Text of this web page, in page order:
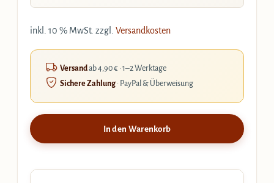
inkl. 10 % MwSt. zzgl. Versandkosten
Versandab 4,90 € · 1–2 Werktage
Sichere Zahlung· PayPal & Überweisung
In den Warenkorb